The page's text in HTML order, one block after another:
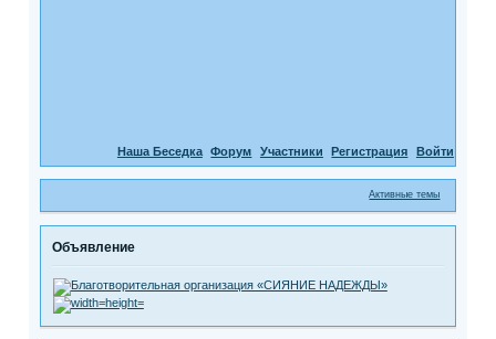
Наша Беседка Форум Участники Регистрация Войти
Активные темы
Объявление